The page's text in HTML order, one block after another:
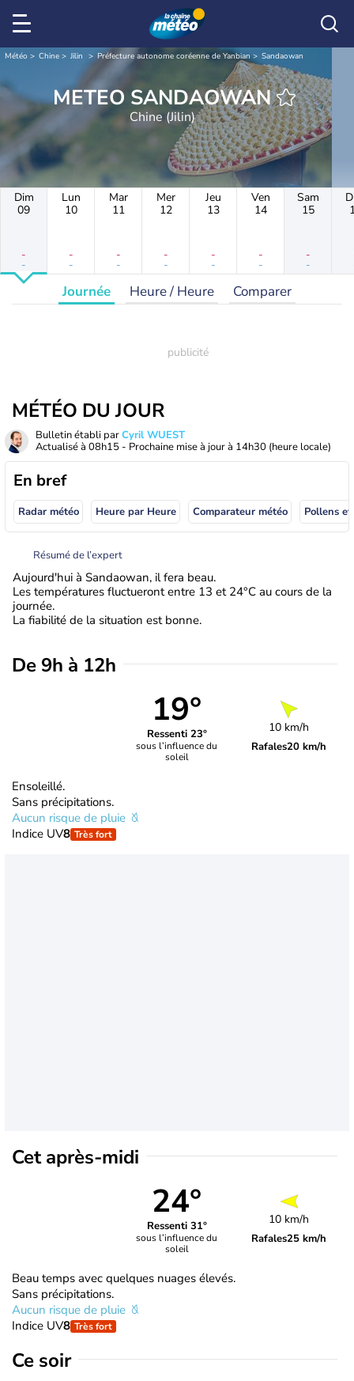
Météo Chine Jilin Préfecture autonome coréenne de Yanbian Sandaowan
METEO SANDAOWAN
Chine (Jilin)
Dim
09
-
-
Lun
10
-
-
Mar
11
-
-
Mer
12
-
-
Jeu
13
-
-
Ven
14
-
-
Sam
15
-
-
Journée Heure / Heure Comparer
MÉTÉO DU JOUR
Bulletin établi parCyril WUEST
Actualisé à 08h15 - Prochaine mise à jour à 14h30 (heure locale)
En bref
Radar météo Heure par Heure Comparateur météo Pollens
Résumé de l’expert
Aujourd'hui à Sandaowan, il fera beau.
Les températures fluctueront entre 13 et 24°C au cours de la
journée.
La fiabilité de la situation est bonne.
De 9h à 12h
19°
Ressenti 23°
sous l’influence du
soleil
10 km/h
Rafales20 km/h
Ensoleillé.
Sans précipitations.
Aucun risque de pluie
Indice UV8 Très fort
Cet après-midi
24°
Ressenti 31°
sous l’influence du
soleil
10 km/h
Rafales25 km/h
Beau temps avec quelques nuages élevés.
Sans précipitations.
Aucun risque de pluie
Indice UV8 Très fort
Ce soir